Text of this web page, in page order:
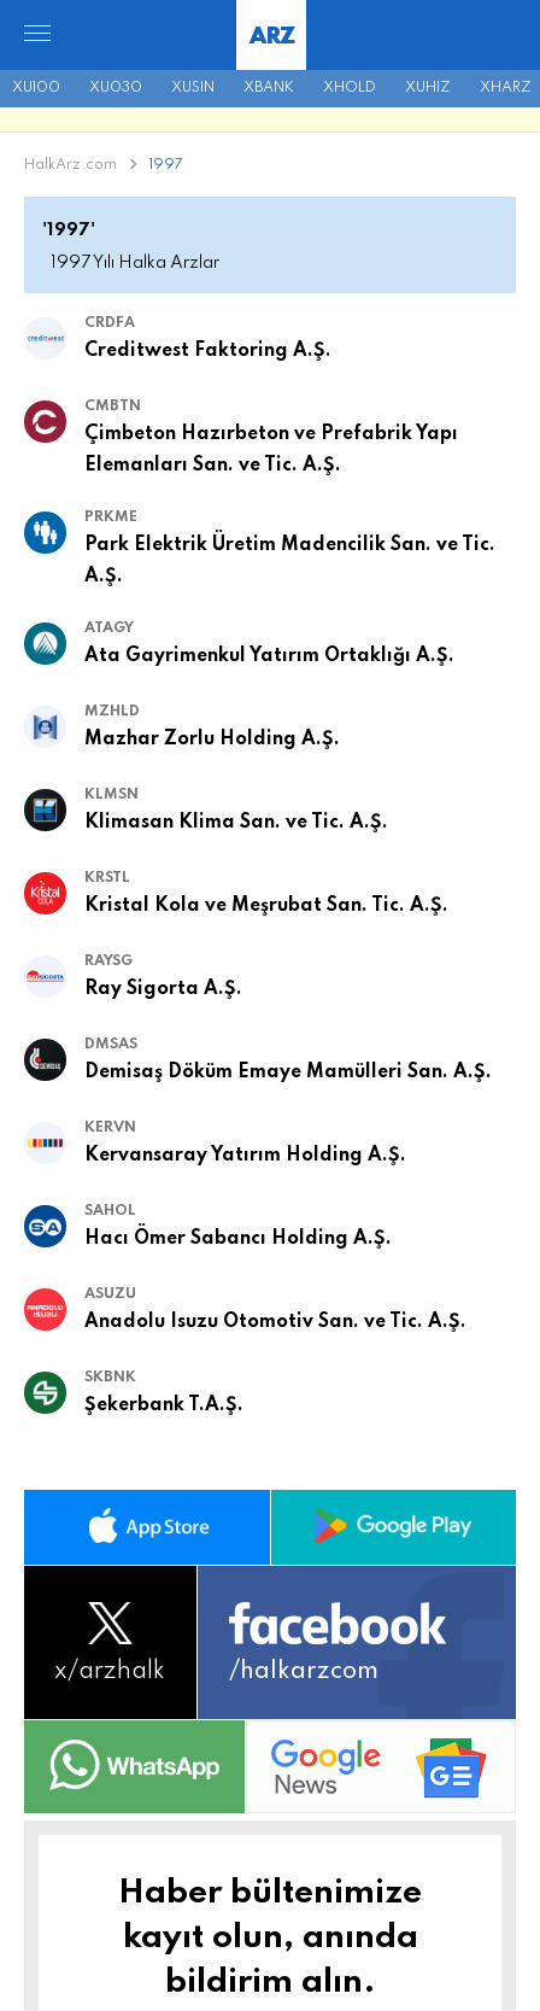
XU100 XU030 XUSIN XBANK XHOLD XUHIZ XHARZ
ARZ
HalkArz.com 1997
'1997'
1997 Yılı Halka Arzlar
CRDFA
Creditwest Faktoring A.Ş.
CMBTN
Çimbeton Hazırbeton ve Prefabrik Yapı
Elemanları San. ve Tic. A.Ş.
PRKME
Park Elektrik Üretim Madencilik San. ve Tic.
A.Ş.
ATAGY
Ata Gayrimenkul Yatırım Ortaklığı A.Ş.
MZHLD
Mazhar Zorlu Holding A.Ş.
KLMSN
Klimasan Klima San. ve Tic. A.Ş.
KRSTL
Kristal Kola ve Meşrubat San. Tic. A.Ş.
RAYSG
Ray Sigorta A.Ş.
DMSAS
Demisaş Döküm Emaye Mamülleri San. A.Ş.
KERVN
Kervansaray Yatırım Holding A.Ş.
SAHOL
Hacı Ömer Sabancı Holding A.Ş.
ASUZU
Anadolu Isuzu Otomotiv San. ve Tic. A.Ş.
SKBNK
Şekerbank T.A.Ş.
x/arzhalk /halkarzcom
Haber bültenimize
kayıt olun, anında
bildirim alın.